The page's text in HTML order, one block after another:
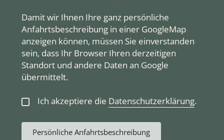
Damit wir Ihnen Ihre ganz persönliche
Anfahrtsbeschreibung in einer GoogleMap
anzeigen können, müssen Sie einverstanden
sein, dass Ihr Browser Ihren derzeitigen
Standort und andere Daten an Google
übermittelt.
Ich akzeptiere die Datenschutzerklärung.
Persönliche Anfahrtsbeschreibung